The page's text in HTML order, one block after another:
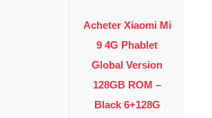
Acheter Xiaomi Mi
9 4G Phablet
Global Version
128GB ROM –
Black 6+128G